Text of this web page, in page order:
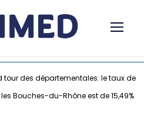
tour des départementales: le taux de
Bouches-du-Rhône est de 15,49%